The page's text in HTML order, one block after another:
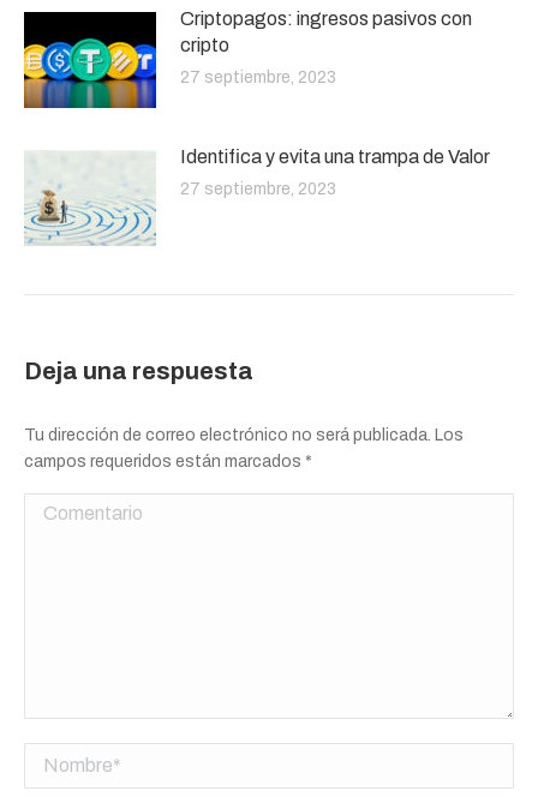
Criptopagos: ingresos pasivos con
cripto
27 septiembre, 2023
Identifica y evita una trampa de Valor
27 septiembre, 2023
Deja una respuesta
Tu dirección de correo electrónico no será publicada. Los
campos requeridos están marcados *
Comentario
Nombre *